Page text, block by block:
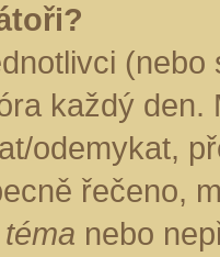
každý
odemykat,
řečeno,
nebo